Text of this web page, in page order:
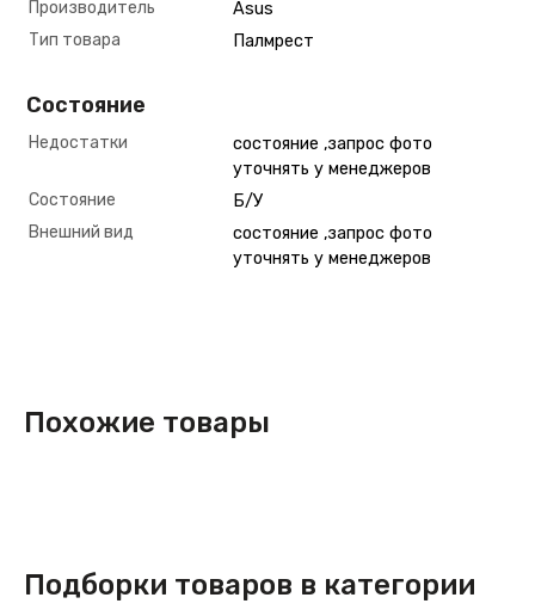
Производитель
Asus
Тип товара
Палмрест
Состояние
Недостатки
состояние ,запрос фото
уточнять у менеджеров
Состояние
Б/У
Внешний вид
состояние ,запрос фото
уточнять у менеджеров
Похожие товары
Подборки товаров в категории